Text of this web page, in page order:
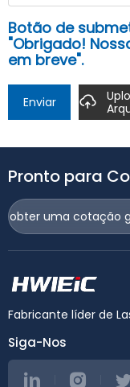
Botão de
"Obrigado!
em breve".
Enviar
Pronto para
obter uma cotação
Fabricante líder de
Siga-Nos